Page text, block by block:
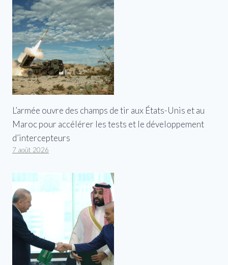
L’armée ouvre des champs de tir aux États-Unis et au
Maroc pour accélérer les tests et le développement
d’intercepteurs
7 août 2026